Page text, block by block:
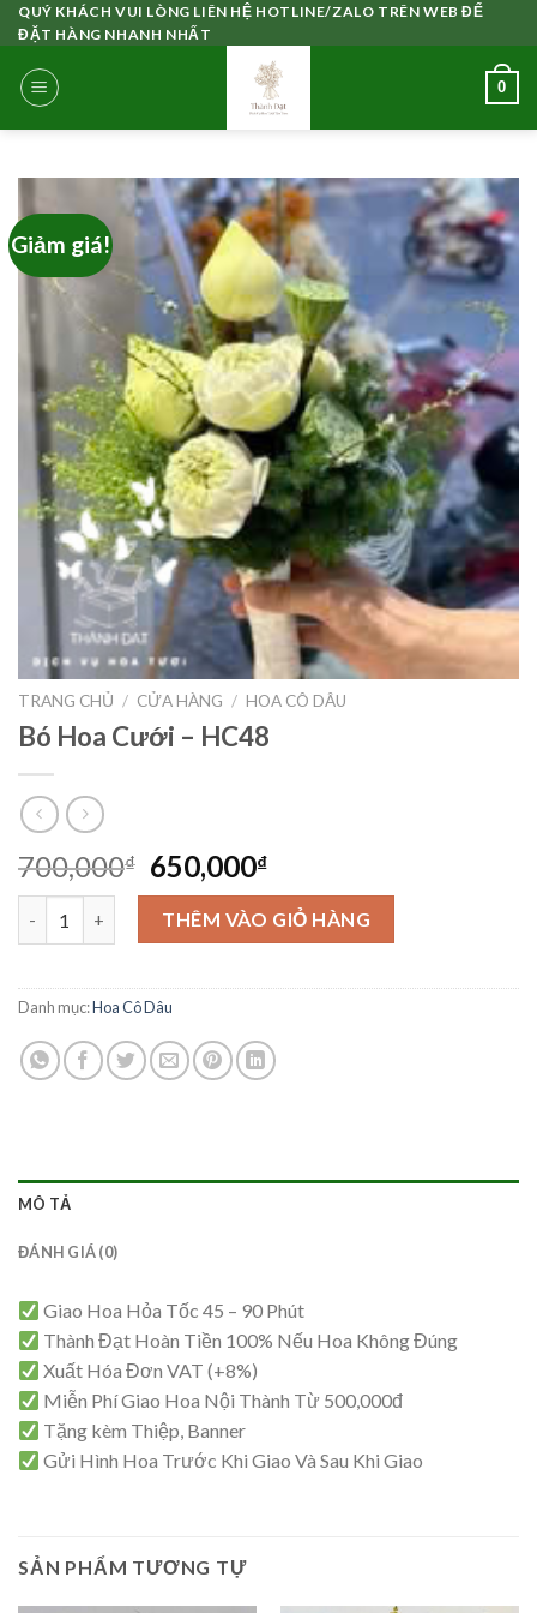
Skip
to
content
QUÝ KHÁCH VUI LÒNG LIÊN HỆ HOTLINE/ZALO TRÊN WEB ĐỂ
ĐẶT HÀNG NHANH NHẤT
0
Giảm giá!
TRANG CHỦ / CỬA HÀNG / HOA CÔ DÂU
Bó Hoa Cưới – HC48
700,000₫ Giá
gốc
là:
700,000₫.
650,000₫Giá
hiện
tại
là:
650,000₫.
Bó Hoa Cưới – HC48 số lượngTHÊM VÀO GIỎ HÀNG
Danh mục:Hoa Cô Dâu
MÔ TẢ
ĐÁNH GIÁ (0)
Giao Hoa Hỏa Tốc 45 – 90 Phút
Thành Đạt Hoàn Tiền 100% Nếu Hoa Không Đúng
Xuất Hóa Đơn VAT (+8%)
Miễn Phí Giao Hoa Nội Thành Từ 500,000đ
Tặng kèm Thiệp, Banner
Gửi Hình Hoa Trước Khi Giao Và Sau Khi Giao
SẢN PHẨM TƯƠNG TỰ